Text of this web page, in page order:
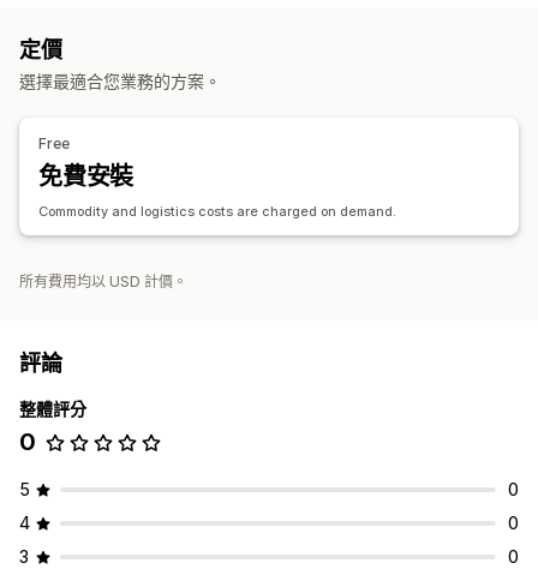
定價
選擇最適合您業務的方案。
Free
免費安裝
Commodity and logistics costs are charged on demand.
所有費用均以 USD 計價。
評論
整體評分
0
5
0
4
0
3
0